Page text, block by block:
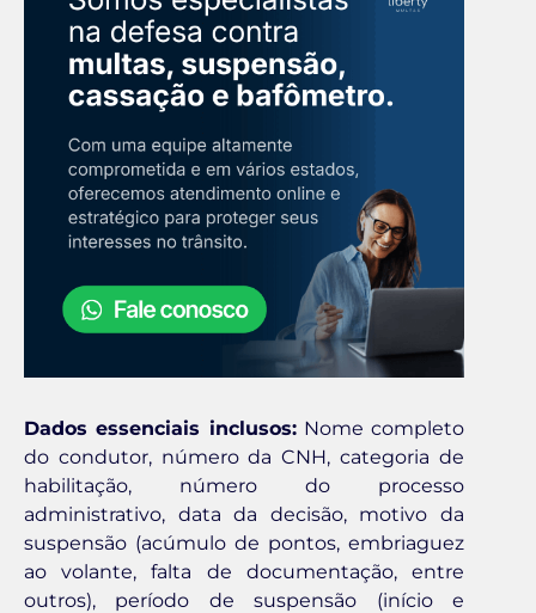
Dados essenciais inclusos:Nome completo
do condutor, número da CNH, categoria de
habilitação, número do processo
administrativo, data da decisão, motivo da
suspensão (acúmulo de pontos, embriaguez
ao volante, falta de documentação, entre
outros), período de suspensão (início e